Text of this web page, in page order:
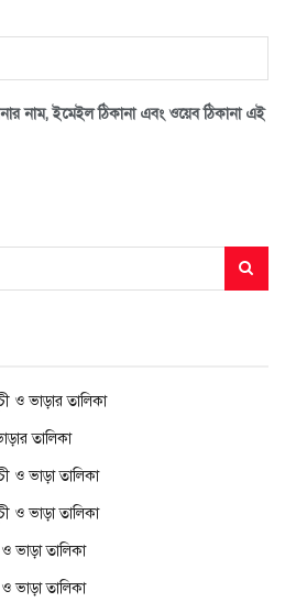
নাম, ইমেইল ঠিকানা এবং ওয়েব ঠিকানা এই
ও ভাড়ার তালিকা
তালিকা
ও ভাড়া তালিকা
ও ভাড়া তালিকা
ভাড়া তালিকা
ভাড়া তালিকা